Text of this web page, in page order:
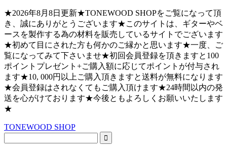
★2026年8月8日更新★TONEWOOD SHOPをご覧になって頂
き、誠にありがとうございます★このサイトは、ギターやベ
ースを製作する為の材料を販売しているサイトでございます
★初めて目にされた方も何かのご縁かと思います★一度、ご
覧になってみて下さいませ★初回会員登録を頂きますと100
ポイントプレゼント+ご購入額に応じてポイントが付与され
ます★10, 000円以上ご購入頂きますと送料が無料になります
★会員登録はされなくてもご購入頂けます★24時間以内の発
送を心がけております★今後ともよろしくお願いいたします
★
TONEWOOD SHOP